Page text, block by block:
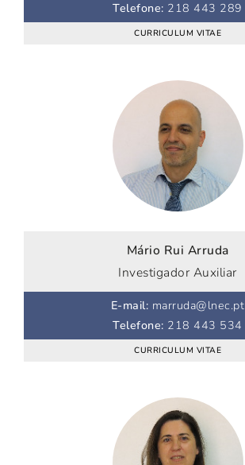
Telefone: 218 443 289
CURRICULUM VITAE
Mário Rui Arruda
Investigador Auxiliar
E-mail: marruda@lnec.pt
Telefone: 218 443 534
CURRICULUM VITAE